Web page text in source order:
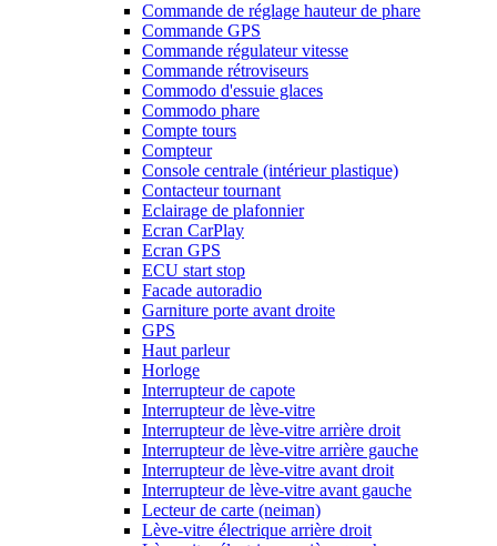
Commande de réglage hauteur de phare
Commande GPS
Commande régulateur vitesse
Commande rétroviseurs
Commodo d'essuie glaces
Commodo phare
Compte tours
Compteur
Console centrale (intérieur plastique)
Contacteur tournant
Eclairage de plafonnier
Ecran CarPlay
Ecran GPS
ECU start stop
Facade autoradio
Garniture porte avant droite
GPS
Haut parleur
Horloge
Interrupteur de capote
Interrupteur de lève-vitre
Interrupteur de lève-vitre arrière droit
Interrupteur de lève-vitre arrière gauche
Interrupteur de lève-vitre avant droit
Interrupteur de lève-vitre avant gauche
Lecteur de carte (neiman)
Lève-vitre électrique arrière droit